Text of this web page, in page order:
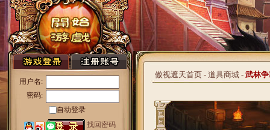
用户名:
密码:
自动登录
找回密码
傲视遮天首页 - 道具商城 - 武林